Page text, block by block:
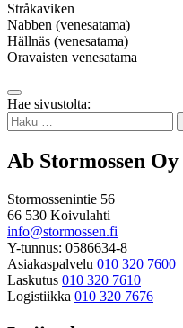
Stråkaviken
Nabben (venesatama)
Hällnäs (venesatama)
Oravaisten venesatama
Takaisin
ylös
Hae sivustolta:
Haku:
Ab Stormossen Oy
Stormossenintie 56
66 530 Koivulahti
info@stormossen.fi
Y-tunnus: 0586634-8
Asiakaspalvelu 010 320 7600
Laskutus 010 320 7610
Logistiikka 010 320 7676